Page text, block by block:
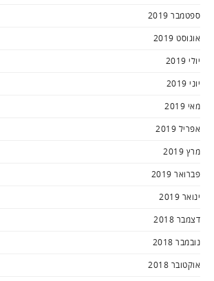
ספטמבר 2019
אוגוסט 2019
יולי 2019
יוני 2019
מאי 2019
אפריל 2019
מרץ 2019
פברואר 2019
ינואר 2019
דצמבר 2018
נובמבר 2018
אוקטובר 2018